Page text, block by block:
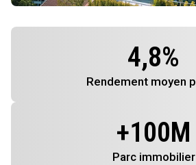
4,8%
Rendement moyen
+100M
Parc immobilier